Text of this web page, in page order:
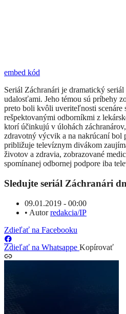
embed kód
Seriál Záchranári je dramatický
udalosťami. Jeho témou sú príbehy
preto boli kvôli uveriteľnosti scenáre
rešpektovanými odborníkmi z
ktorí účinkujú v úlohách
zdravotný výcvik a na nakrúcaní bol
približuje televíznym divákom
životov a zdravia, zobrazované
spomínanej odbornej podpore iba
Sledujte seriál Záchranári
09.01.2019 - 00:00
• Autorredakcia/IP
Zdieľať na Facebooku
Zdieľať na Whatsappe Kopírovať